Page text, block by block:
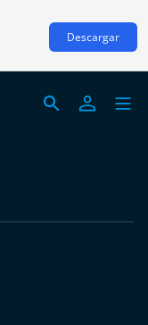
Descargar